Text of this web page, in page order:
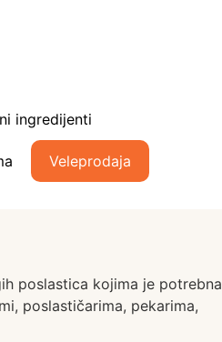
ingredijenti
Veleprodaja
poslastica kojima je potrebna
poslastičarima, pekarima,